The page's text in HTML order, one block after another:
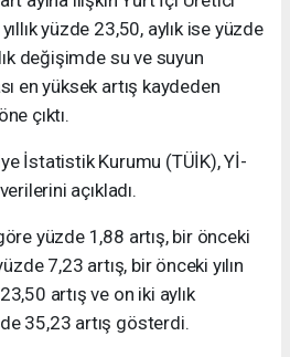
yüzde 23,50, aylık ise yüzde
değişimde su ve suyun
en yüksek artış kaydeden
çıktı.
İstatistik Kurumu (TÜİK), Yİ-
açıkladı.
yüzde 1,88 artış, bir önceki
7,23 artış, bir önceki yılın
artış ve on iki aylık
35,23 artış gösterdi.